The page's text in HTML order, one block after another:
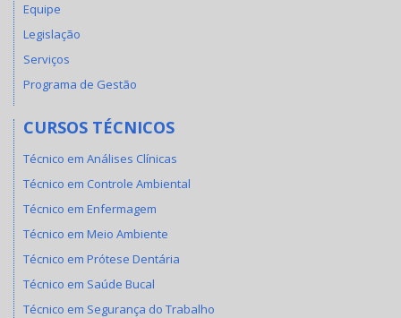
Equipe
Legislação
Serviços
Programa de Gestão
CURSOS TÉCNICOS
Técnico em Análises Clínicas
Técnico em Controle Ambiental
Técnico em Enfermagem
Técnico em Meio Ambiente
Técnico em Prótese Dentária
Técnico em Saúde Bucal
Técnico em Segurança do Trabalho